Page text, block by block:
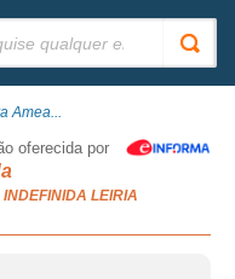
Amea...
oferecida por
LEIRIA